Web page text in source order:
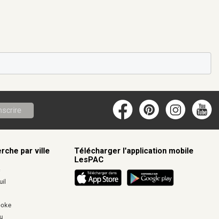
par ville
Télécharger l'application mobile
LesPAC